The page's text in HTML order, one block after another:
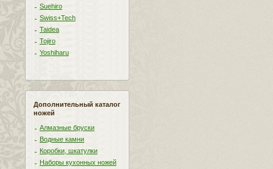
Suehiro
Swiss+Tech
Taidea
Tojiro
Yoshiharu
Дополнительный каталог
ножей
Алмазные бруски
Водные камни
Коробки, шкатулки
Наборы кухонных ножей